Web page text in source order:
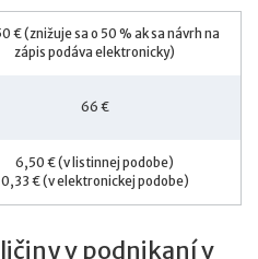
€ (znižuje sa o 50 % ak sa návrh na
zápis podáva elektronicky)
66 €
6,50 € (v listinnej podobe)
0,33 € (v elektronickej podobe)
v podnikaní v